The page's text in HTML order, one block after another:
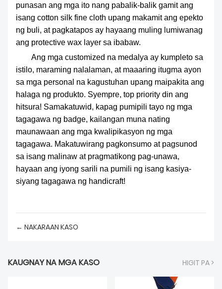
punasan ang mga ito nang pabalik-balik gamit ang
isang cotton silk fine cloth upang makamit ang epekto
ng buli, at pagkatapos ay hayaang muling lumiwanag
ang protective wax layer sa ibabaw.
Ang mga customized na medalya ay kumpleto sa
istilo, maraming nalalaman, at maaaring itugma ayon
sa mga personal na kagustuhan upang maipakita ang
halaga ng produkto. Syempre, top priority din ang
hitsura! Samakatuwid, kapag pumipili tayo ng mga
tagagawa ng badge, kailangan muna nating
maunawaan ang mga kwalipikasyon ng mga
tagagawa. Makatuwirang pagkonsumo at pagsunod
sa isang malinaw at pragmatikong pag-unawa,
hayaan ang iyong sarili na pumili ng isang kasiya-
siyang tagagawa ng handicraft!
← NAKARAAN KASO
KAUGNAY NA MGA KASO HIGIT PA >